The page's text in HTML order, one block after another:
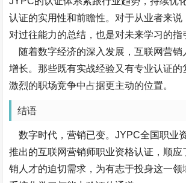
认证的实用性和前瞻性。对于从业者来说
对过往能力的总结，也是对未来学习的指
随着数字经济的深入发展，互联网营销
增长。那些既有实战经验又有专业认证的
激烈的职场竞争中占据更主动的位置。
结语
数字时代，营销已变。JYPC全国职业
推出的互联网营销师职业资格认证，顺应
销人才的迫切需求，为有志于投身这一领